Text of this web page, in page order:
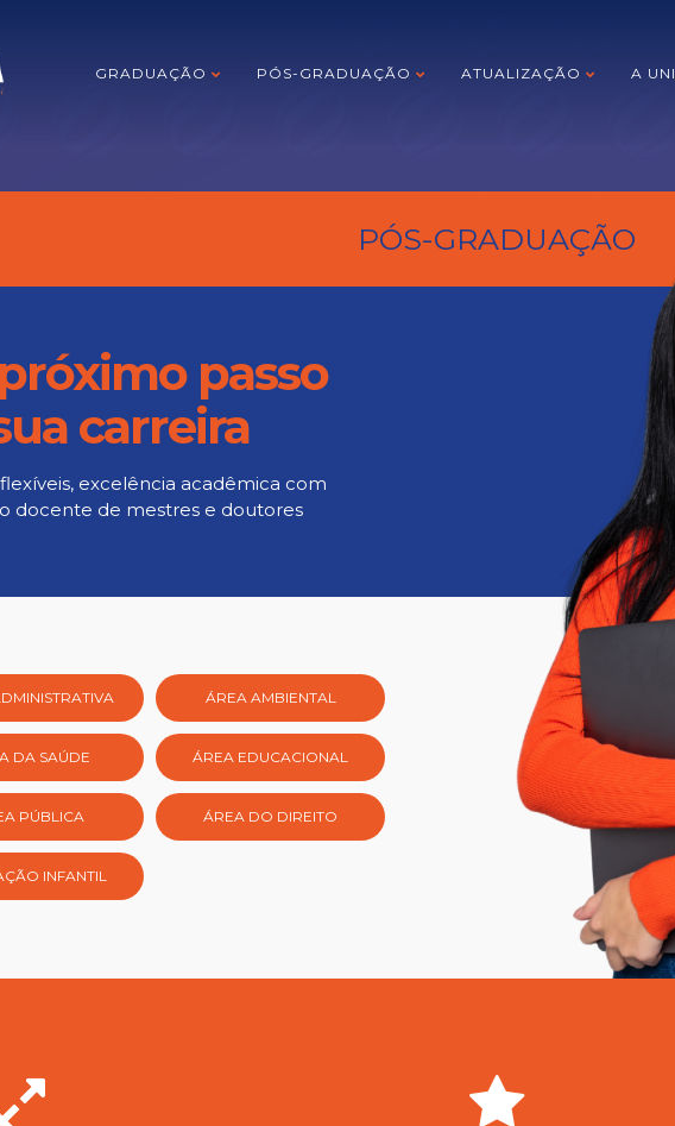
GRADUAÇÃO PÓS-GRADUAÇÃO ATUALIZAÇÃO A
PÓS-GRADUAÇÃO
passo
carreira
excelência acadêmica com
docente de mestres e doutores
ÁREA AMBIENTAL
DA SAÚDE ÁREA EDUCACIONAL
PÚBLICA ÁREA DO DIREITO
INFANTIL